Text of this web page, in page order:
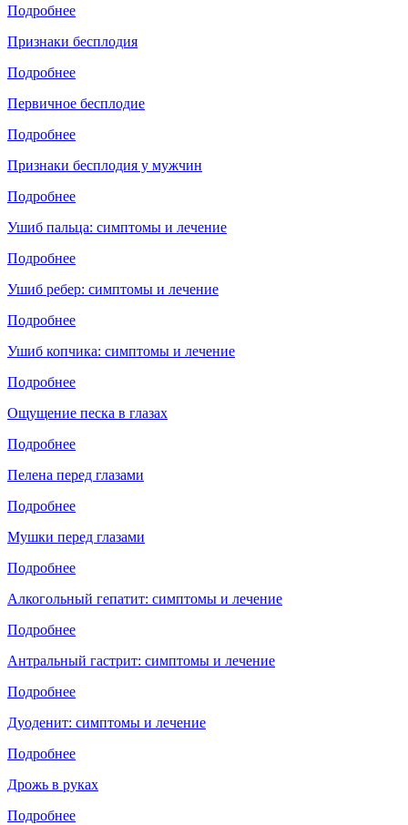
Подробнее
Признаки бесплодия
Подробнее
Первичное бесплодие
Подробнее
Признаки бесплодия у мужчин
Подробнее
Ушиб пальца: симптомы и лечение
Подробнее
Ушиб ребер: симптомы и лечение
Подробнее
Ушиб копчика: симптомы и лечение
Подробнее
Ощущение песка в глазах
Подробнее
Пелена перед глазами
Подробнее
Мушки перед глазами
Подробнее
Алкогольный гепатит: симптомы и лечение
Подробнее
Антральный гастрит: симптомы и лечение
Подробнее
Дуоденит: симптомы и лечение
Подробнее
Дрожь в руках
Подробнее